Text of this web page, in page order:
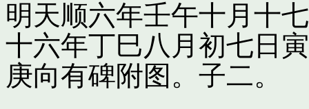
明天顺六年壬午十月十
十六年丁巳八月初七日
庚向有碑附图。子二。